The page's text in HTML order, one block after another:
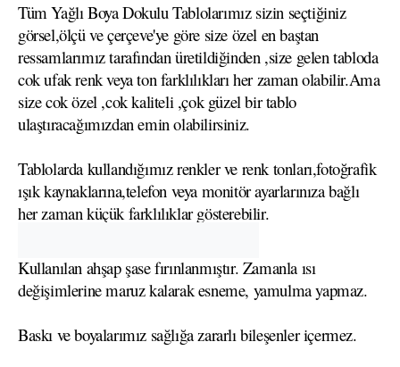
Tüm Yağlı Boya Dokulu Tablolarımız sizin seçtiğiniz
görsel,ölçü ve çerçeve'ye göre size özel en baştan
ressamlarımız tarafından üretildiğinden ,size gelen tabloda
cok ufak renk veya ton farklılıkları her zaman olabilir.Ama
size cok özel ,cok kaliteli ,çok güzel bir tablo
ulaştıracağımızdan emin olabilirsiniz.
Tablolarda kullandığımız renkler ve renk tonları,fotoğrafik
ışık kaynaklarına,telefon veya monitör ayarlarınıza bağlı
her zaman küçük farklılıklar gösterebilir.
Kullanılan ahşap şase fırınlanmıştır. Zamanla ısı
değişimlerine maruz kalarak esneme, yamulma yapmaz.
Baskı ve boyalarımız sağlığa zararlı bileşenler içermez.